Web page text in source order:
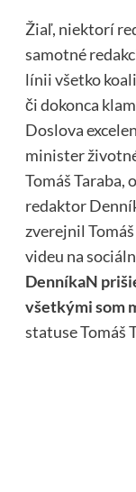
Žiaľ, niektorí
samotné
línii všetko
či dokonca
Doslova
minister
Tomáš Taraba,
redaktor
zverejnil
videu na
DenníkaN
všetkými som
statuse Tomáš